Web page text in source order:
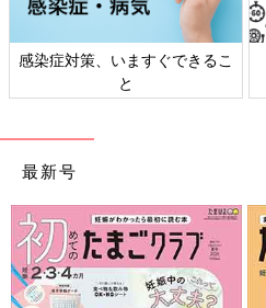
感染症対策、いますぐできるこ
と
最新号